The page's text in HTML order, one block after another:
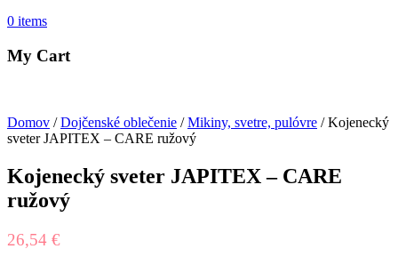
0 items
My Cart
Domov /Dojčenské oblečenie /Mikiny, svetre, pulóvre / Kojenecký
sveter JAPITEX – CARE ružový
Kojenecký sveter JAPITEX – CARE
ružový
26,54 €